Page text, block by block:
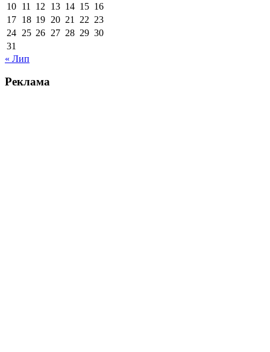
10 11 12 13 14 15 16
17 18 19 20 21 22 23
24 25 26 27 28 29 30
31
« Лип
Реклама